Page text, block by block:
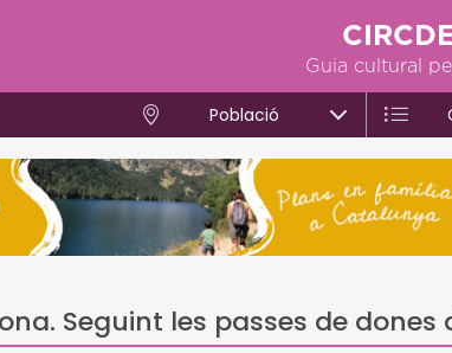
Guia cultural
Població
Seguint les passes de dones